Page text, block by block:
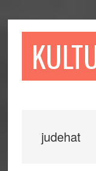
till
till
sidofältet
till
judehat